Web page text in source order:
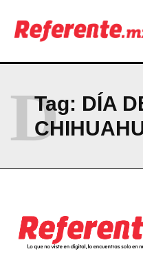
ABOUT
NEWSLETTER
Tag: DÍA
D